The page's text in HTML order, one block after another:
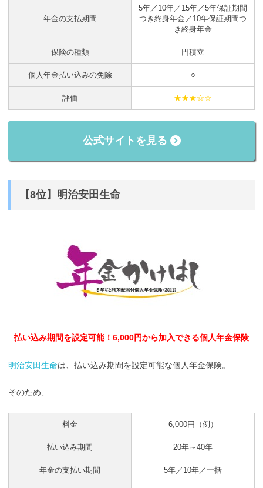
年金の支払期間
5年／10年／15年／5年保証期間
つき終身年金／10年保証期間つ
き終身年金
保険の種類 円積立
個人年金払い込みの免除 ○
評価 ★★★☆☆
公式サイトを見る
【8位】明治安田生命
払い込み期間を設定可能！6,000円から加入できる個人年金保険
明治安田生命は、払い込み期間を設定可能な個人年金保険。
そのため、
料金 6,000円（例）
払い込み期間 20年～40年
年金の支払い期間 5年／10年／一括